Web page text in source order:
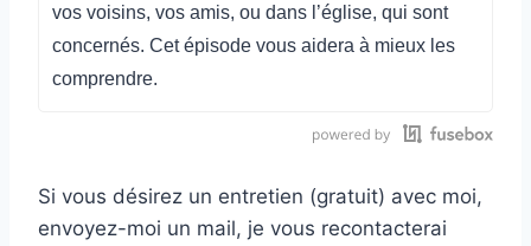
vos voisins, vos amis, ou dans l’église, qui sont
concernés. Cet épisode vous aidera à mieux les
comprendre.
Aujourd’hui nous allons parler du contrôle, en
Premièrement, l’hyper-contrôlant, puis une
personne ayant des TOC. Tous les deux
Si vous désirez un entretien (gratuit) avec moi,
envoyez-moi un mail, je vous recontacterai